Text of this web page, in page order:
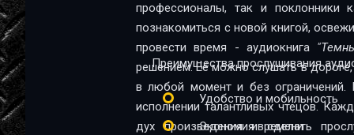
Глава 18. Туда и обратно
Глава 19. Тёмная ярость
Глава 21. Степь
профессионалы, так и поклонники качественной
познакомиться с новой книгой,
провести время - аудиокнига
решением. Её можно слушать в
в любой момент и без ограничений.
исполнении талантливых чтецов.
дух произведения и сделать
Преимущества прослушивания
Удобство и мобильность
Экономия времени